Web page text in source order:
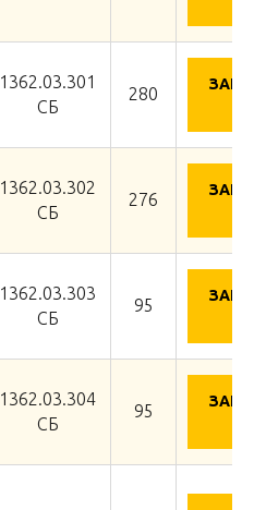
1362.03.301
СБ
280
1362.03.302
СБ
276
1362.03.303
СБ
95
1362.03.304
СБ
95